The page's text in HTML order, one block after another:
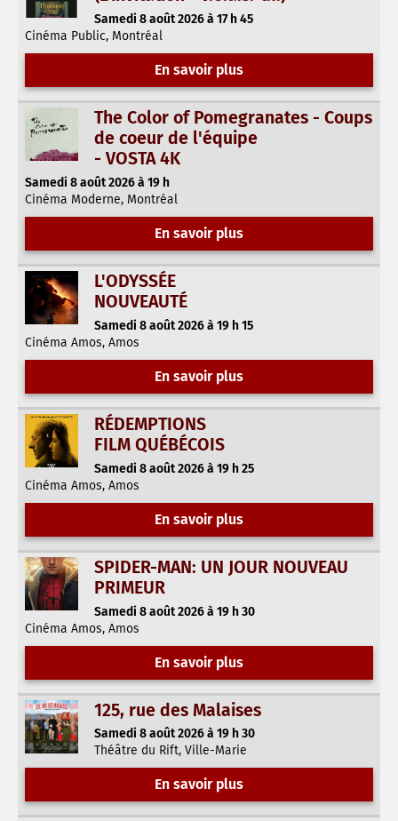
Samedi 8 août 2026 à 17 h 45
Cinéma Public, Montréal
En savoir plus
The Color of Pomegranates - Coups
de coeur de l'équipe
- VOSTA 4K
Samedi 8 août 2026 à 19 h
Cinéma Moderne, Montréal
En savoir plus
L'ODYSSÉE
NOUVEAUTÉ
Samedi 8 août 2026 à 19 h 15
Cinéma Amos, Amos
En savoir plus
RÉDEMPTIONS
FILM QUÉBÉCOIS
Samedi 8 août 2026 à 19 h 25
Cinéma Amos, Amos
En savoir plus
SPIDER-MAN: UN JOUR NOUVEAU
PRIMEUR
Samedi 8 août 2026 à 19 h 30
Cinéma Amos, Amos
En savoir plus
125, rue des Malaises
Samedi 8 août 2026 à 19 h 30
Théâtre du Rift, Ville-Marie
En savoir plus